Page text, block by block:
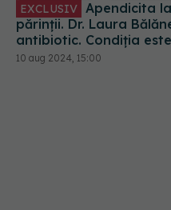
EXCLUSIV
părinții. Dr. Laura
antibiotic. Condiția
diagnosticul să fie pus
10 aug 2024, 15:00